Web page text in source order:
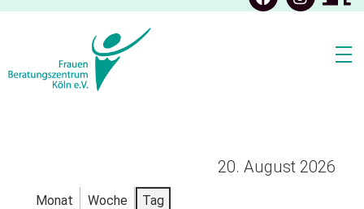
20. August 2026
Monat Woche
Tag